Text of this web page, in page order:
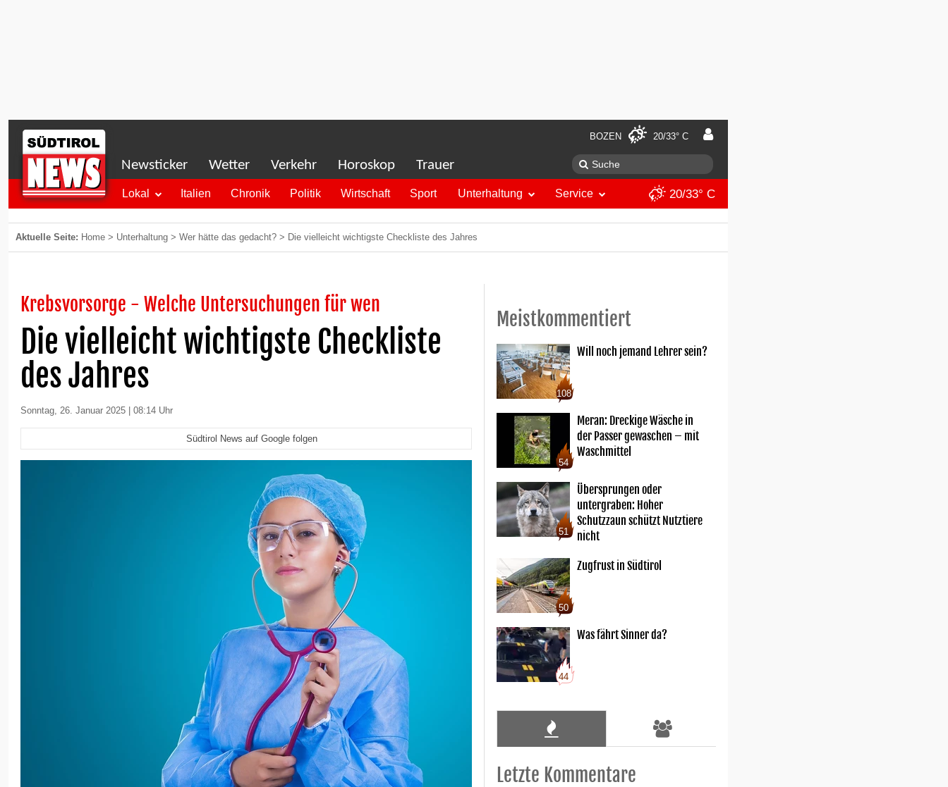
BOZEN 20/33° C
Newsticker Wetter Verkehr Horoskop Trauer
Lokal Italien Chronik Politik Wirtschaft Sport Unterhaltung Service 20/33° C
Aktuelle Seite: Home > Unterhaltung > Wer hätte das gedacht? > Die vielleicht wichtigste Checkliste des Jahres
Krebsvorsorge - Welche Untersuchungen für wen
Die vielleicht wichtigste Checkliste
des Jahres
Sonntag, 26. Januar 2025 | 08:14 Uhr
Südtirol News auf Google folgen
Meistkommentiert
108
Will noch jemand Lehrer sein?
54
Meran: Dreckige Wäsche in
der Passer gewaschen – mit
Waschmittel
51
Übersprungen oder
untergraben: Hoher
Schutzzaun schützt Nutztiere
nicht
50
Zugfrust in Südtirol
44
Was fährt Sinner da?
Letzte Kommentare